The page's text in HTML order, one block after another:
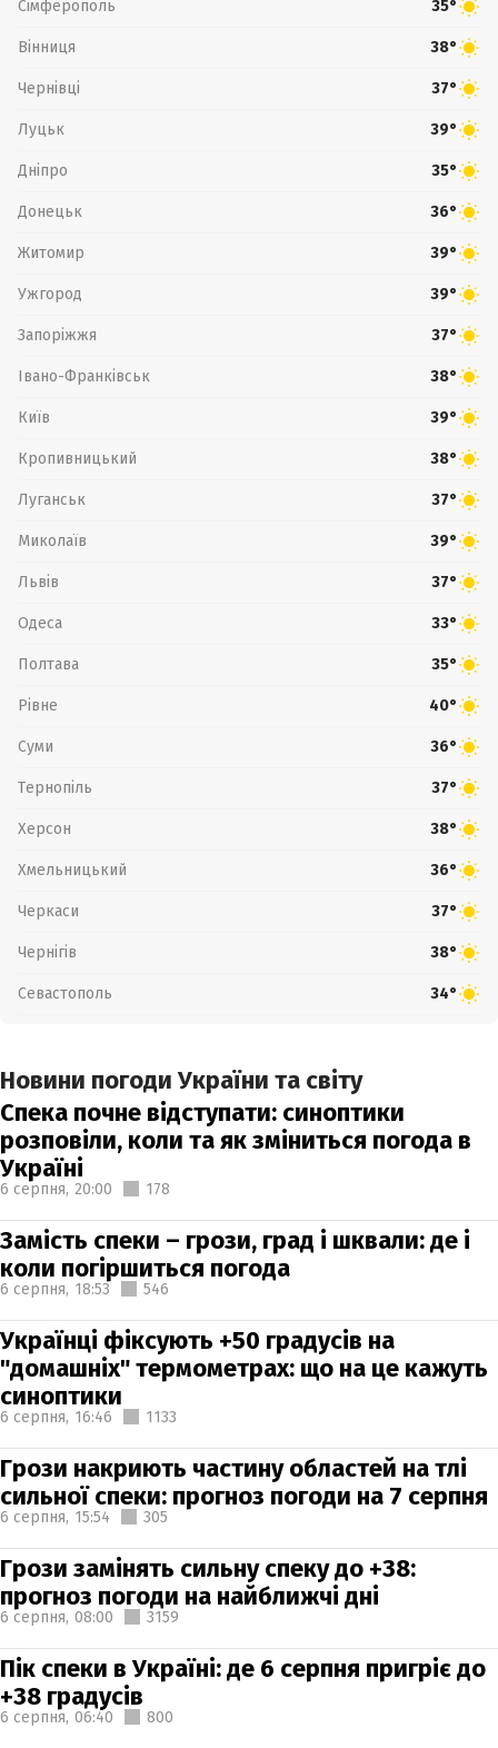
Сімферополь 35°
Вінниця 38°
Чернівці 37°
Луцьк 39°
Дніпро 35°
Донецьк 36°
Житомир 39°
Ужгород 39°
Запоріжжя 37°
Івано-Франківськ 38°
Київ 39°
Кропивницький 38°
Луганськ 37°
Миколаїв 39°
Львів 37°
Одеса 33°
Полтава 35°
Рівне 40°
Суми 36°
Тернопіль 37°
Херсон 38°
Хмельницький 36°
Черкаси 37°
Чернігів 38°
Севастополь 34°
Новини погоди України та світу
Спека почне відступати: синоптики
розповіли, коли та як зміниться погода в
Україні
6 серпня, 20:00 178
Замість спеки – грози, град і шквали: де і
коли погіршиться погода
6 серпня, 18:53 546
Українці фіксують +50 градусів на
"домашніх" термометрах: що на це кажуть
синоптики
6 серпня, 16:46 1133
Грози накриють частину областей на тлі
сильної спеки: прогноз погоди на 7 серпня
6 серпня, 15:54 305
Грози замінять сильну спеку до +38:
прогноз погоди на найближчі дні
6 серпня, 08:00 3159
Пік спеки в Україні: де 6 серпня пригріє до
+38 градусів
6 серпня, 06:40 800